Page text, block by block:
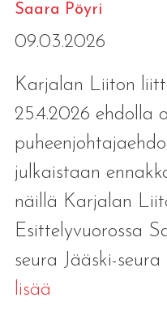
Saara Pöyri
09.03.2026
Karjalan Liiton
25.4.2026 ehdolla
julkaistaan
näillä Karjalan
Esittelyvuorossa
seura Jääski-
lisää